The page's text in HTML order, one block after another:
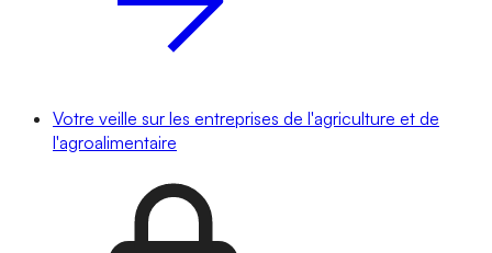
Votre veille sur les entreprises de l'agriculture et de
l'agroalimentaire